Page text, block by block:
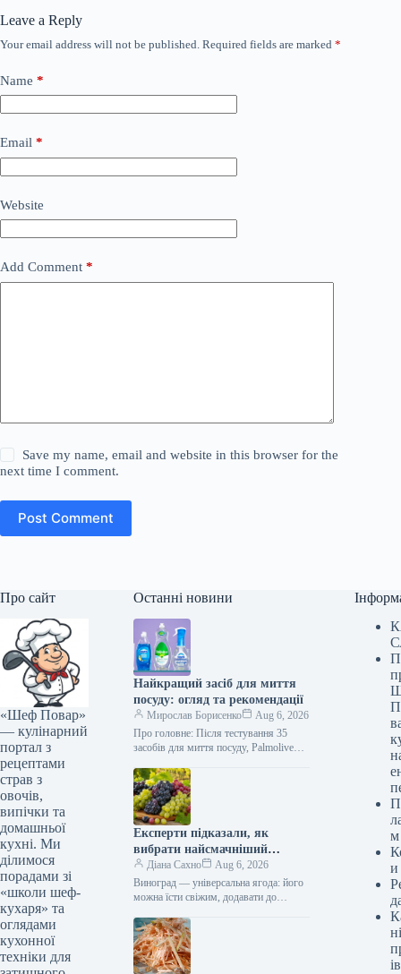
Leave a Reply
Your email address will not be published. Required fields are marked *
Name *
Email *
Website
Add Comment *
Save my name, email and website in this browser for the
next time I comment.
Post Comment
Про сайт
«Шеф Повар»
— кулінарний
портал з
рецептами
страв з
овочів,
випічки та
домашньої
кухні. Ми
ділимося
порадами зі
«школи шеф-
кухаря» та
оглядами
кухонної
техніки для
Останні новини
Найкращий засіб для миття
посуду: огляд та рекомендації
Мирослав Борисенко
Aug 6, 2026
Про головне: Після тестування 35
засобів для миття посуду, Palmolive
найкращим вибором для…
Експерти підказали, як
вибрати найсмачніший
виноград: секрети від
Россельгоспнагляду
Діана Сахно
Aug 6, 2026
Виноград — універсальна ягода: його
можна їсти свіжим, додавати до
і все це принесе не тільки…
м
и
ів